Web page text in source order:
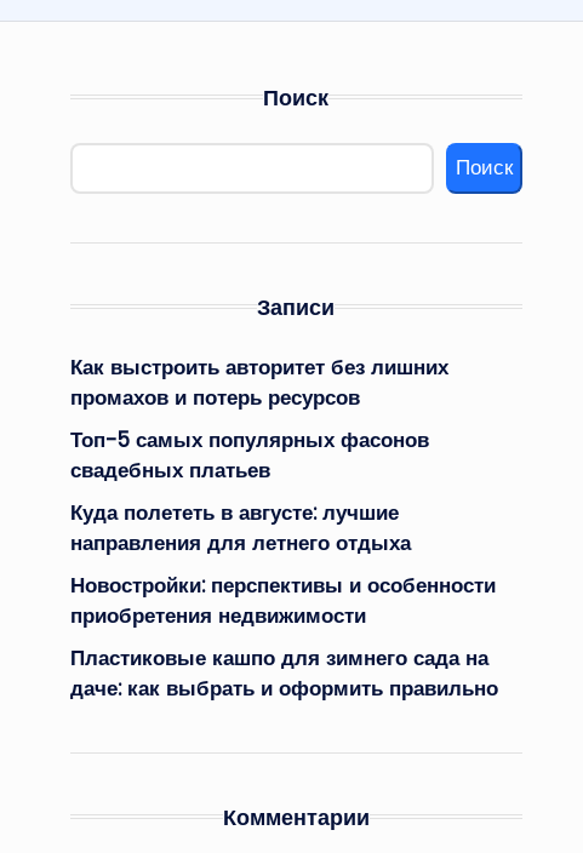
Поиск
Поиск
Записи
Как выстроить авторитет без лишних
промахов и потерь ресурсов
Топ-5 самых популярных фасонов
свадебных платьев
Куда полететь в августе: лучшие
направления для летнего отдыха
Новостройки: перспективы и особенности
приобретения недвижимости
Пластиковые кашпо для зимнего сада на
даче: как выбрать и оформить правильно
Комментарии